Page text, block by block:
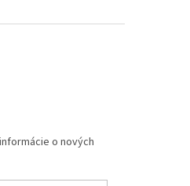
o nových